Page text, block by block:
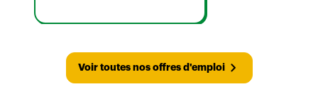
Voir toutes nos offres d'emploi